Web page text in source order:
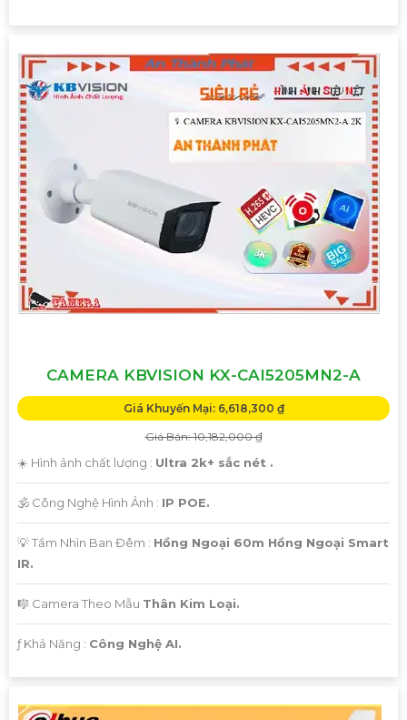
CAMERA KBVISION KX-CAI5205MN2-A
Giá Khuyến Mại: 6,618,300 ₫
Giá Bán: 10,182,000 ₫
☀️ Hình ảnh chất lượng : Ultra 2k+ sắc nét .
🕉️ Công Nghệ Hình Ảnh : IP POE.
💡 Tầm Nhìn Ban Đêm : Hồng Ngoại 60m Hồng Ngoại Smart
IR.
🎼️ Camera Theo Mẫu Thân Kim Loại.
️ƒ Khả Năng : Công Nghệ AI.